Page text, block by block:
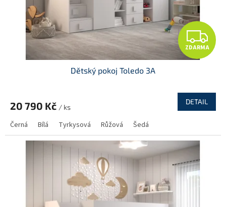
Z
D
R
A
ZDARMA
Dětský pokoj Toledo 3A
20 790 Kč / ks
DETAIL
Černá Bílá Tyrkysová Růžová Šedá